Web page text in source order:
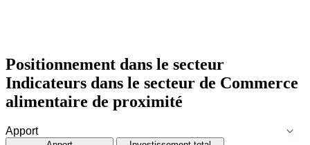
Positionnement dans le secteur
Indicateurs dans le secteur de Commerce
alimentaire de proximité